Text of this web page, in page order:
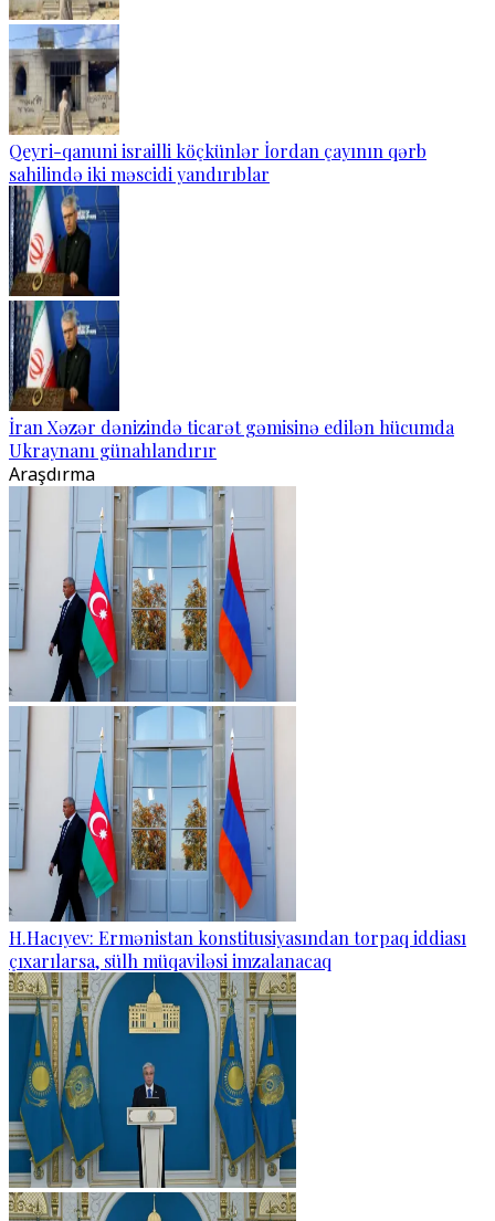
Qeyri-qanuni israilli köçkünlər İordan çayının qərb
sahilində iki məscidi yandırıblar
İran Xəzər dənizində ticarət gəmisinə edilən hücumda
Ukraynanı günahlandırır
Araşdırma
H.Hacıyev: Ermənistan konstitusiyasından torpaq iddiası
çıxarılarsa, sülh müqaviləsi imzalanacaq